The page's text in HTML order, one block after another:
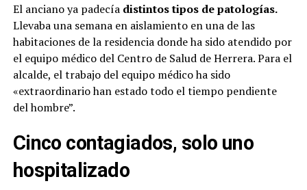
El anciano ya padecía distintos tipos de patologías.
Llevaba una semana en aislamiento en una de las
habitaciones de la residencia donde ha sido atendido por
el equipo médico del Centro de Salud de Herrera. Para el
alcalde, el trabajo del equipo médico ha sido
«extraordinario han estado todo el tiempo pendiente
del hombre”.
Cinco contagiados, solo uno
hospitalizado